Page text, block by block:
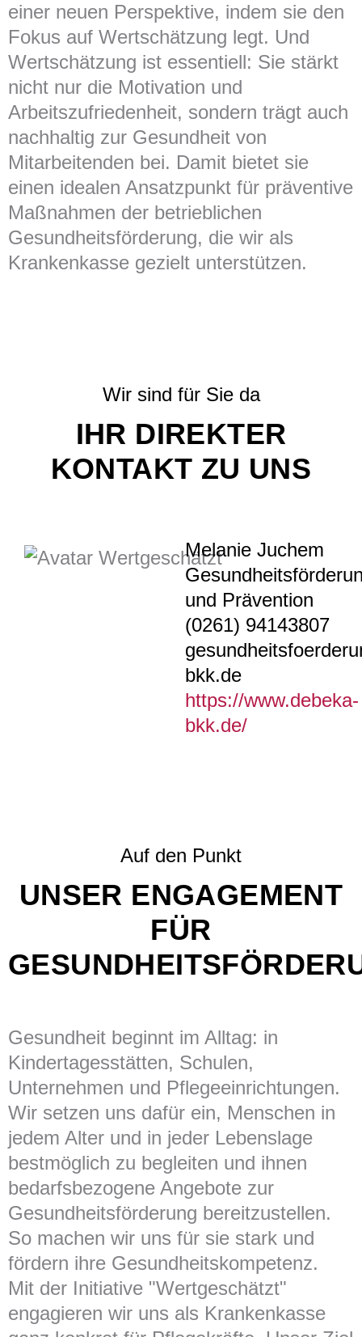
einer neuen Perspektive, indem sie den
Fokus auf Wertschätzung legt. Und
Wertschätzung ist essentiell: Sie stärkt
nicht nur die Motivation und
Arbeitszufriedenheit, sondern trägt auch
nachhaltig zur Gesundheit von
Mitarbeitenden bei. Damit bietet sie
einen idealen Ansatzpunkt für präventive
Maßnahmen der betrieblichen
Gesundheitsförderung, die wir als
Krankenkasse gezielt unterstützen.
Wir sind für Sie da
IHR DIREKTER
KONTAKT ZU UNS
Melanie Juchem
und Prävention
(0261) 94143807
bkk.de
https://www.debeka-
bkk.de/
Auf den Punkt
UNSER ENGAGEMENT
FÜR
Gesundheit beginnt im Alltag: in
Kindertagesstätten, Schulen,
Unternehmen und Pflegeeinrichtungen.
Wir setzen uns dafür ein, Menschen in
jedem Alter und in jeder Lebenslage
bestmöglich zu begleiten und ihnen
bedarfsbezogene Angebote zur
Gesundheitsförderung bereitzustellen.
So machen wir uns für sie stark und
fördern ihre Gesundheitskompetenz.
Mit der Initiative "Wertgeschätzt"
engagieren wir uns als Krankenkasse